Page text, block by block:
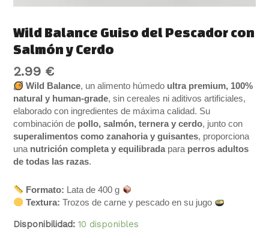
Wild Balance Guiso del Pescador con
Salmón y Cerdo
2.99 €
Wild Balance, un alimento húmedo ultra premium, 100%
natural y human-grade, sin cereales ni aditivos artificiales,
elaborado con ingredientes de máxima calidad. Su
combinación de pollo, salmón, ternera y cerdo, junto con
superalimentos como zanahoria y guisantes, proporciona
una nutrición completa y equilibradapara perros adultos
de todas las razas.
Formato: Lata de 400 g
Textura: Trozos de carne y pescado en su jugo
Disponibilidad: 10 disponibles